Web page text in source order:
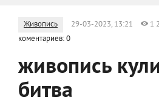
Живопись 29-03-2023, 13:21 1
коментариев: 0
живопись
битва